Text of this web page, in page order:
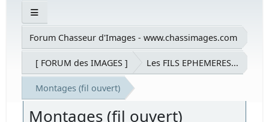
Forum Chasseur d'Images - www.chassimages.com
[ FORUM des IMAGES ] Les FILS EPHEMERES...
Montages (fil ouvert)
Montages (fil ouvert)